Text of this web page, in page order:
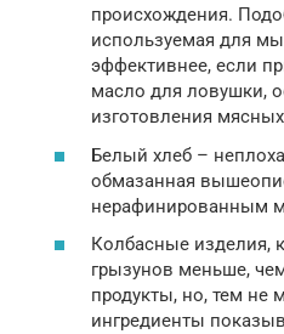
происхождения.
используемая для
эффективнее, если
масло для ловушки,
изготовления
Белый хлеб –
обмазанная
нерафинированным
Колбасные изделия,
грызунов меньше,
продукты, но, тем не
ингредиенты